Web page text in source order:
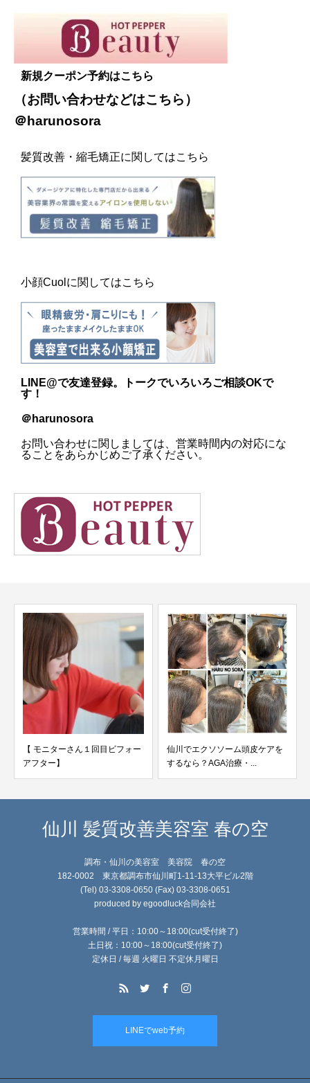
新規クーポン予約はこちら
（お問い合わせなどはこちら ）
＠harunosora
髪質改善・縮毛矯正に関してはこちら
小顔Cuolに関してはこちら
LINE@で友達登録。トークでいろいろご相談OKで
す！
＠harunosora
お問い合わせに関しましては、営業時間内の対応にな
ることをあらかじめご了承ください。
【 モニターさん１回目ビフォー
アフター】
仙川でエクソソーム頭皮ケアを
するなら？AGA治療・...
仙川 髪質改善美容室 春の空
調布・仙川の美容室 美容院 春の空
182-0002 東京都調布市仙川町1-11-13大平ビル2階
(Tel) 03-3308-0650 (Fax) 03-3308-0651
produced by egoodluck合同会社
営業時間 / 平日：10:00～18:00(cut受付終了)
土日祝：10:00～18:00(cut受付終了)
定休日 / 毎週 火曜日 不定休月曜日
LINEでweb予約